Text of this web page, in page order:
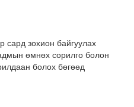
сард зохион байгуулах
өмнөх сорилго болон
болох бөгөөд